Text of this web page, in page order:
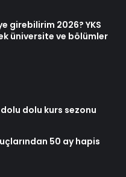
girebilirim 2026? YKS
üniversite ve bölümler
dolu kurs sezonu
50 ay hapis